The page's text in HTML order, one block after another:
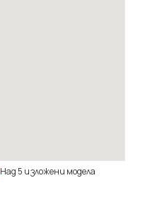
Над 5 изложени модела